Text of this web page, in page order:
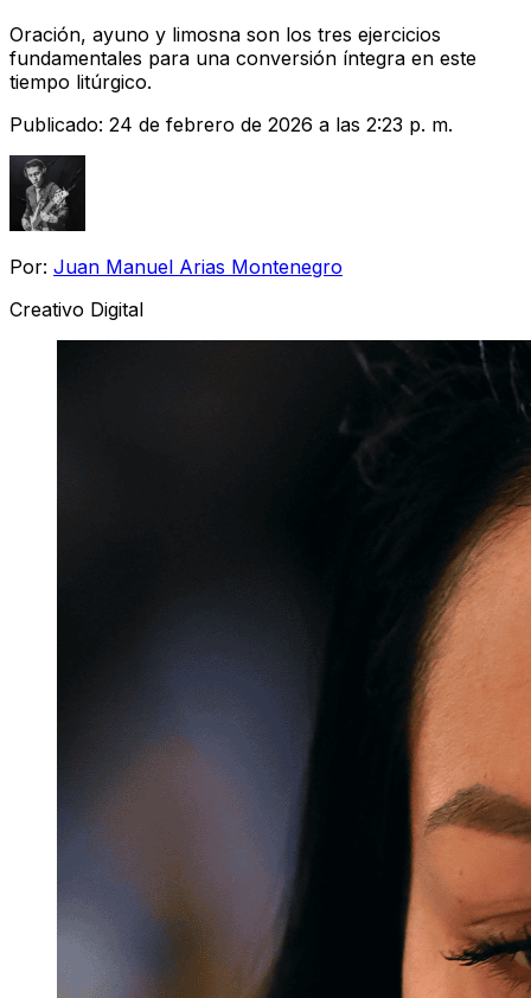
Oración, ayuno y limosna son los tres ejercicios
fundamentales para una conversión íntegra en este
tiempo litúrgico.
Publicado: 24 de febrero de 2026 a las 2:23 p. m.
Por: Juan Manuel Arias Montenegro
Creativo Digital